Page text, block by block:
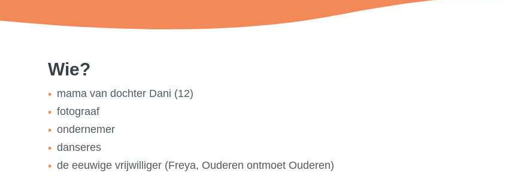
Wie?
mama van dochter Dani (12)
fotograaf
ondernemer
danseres
de eeuwige vrijwilliger (Freya, Ouderen ontmoet Ouderen)